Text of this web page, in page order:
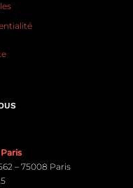
– 75008 Paris